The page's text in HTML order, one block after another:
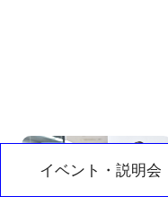
イベント・説明会